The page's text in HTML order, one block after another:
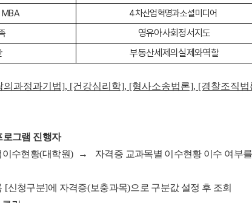
MBA 4차산업혁명과소셜미디어
영유아사회정서지도
부동산세제의실제와역할
의과정과기법], [건강심리학], [형사소송법론], [경찰조직
로그램 진행자
수현황(대학원) → 자격증 교과목별 이수현황 이수 여부
[신청구분]에 자격증(보충과목)으로 구분값 설정 후 조회